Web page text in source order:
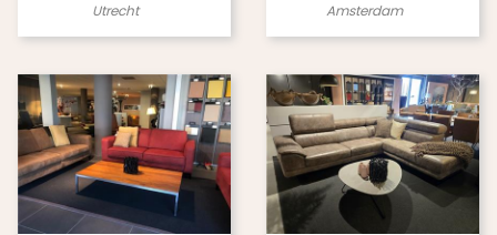
Utrecht Amsterdam